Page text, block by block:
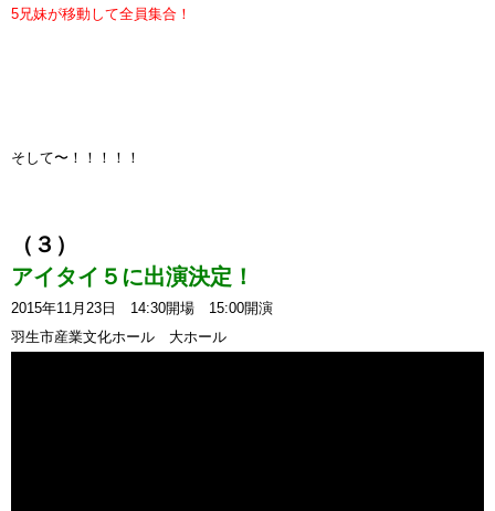
5兄妹が移動して全員集合！
そして〜！！！！！
（３）
アイタイ５に出演決定！
2015年11月23日 14:30開場 15:00開演
羽生市産業文化ホール 大ホール